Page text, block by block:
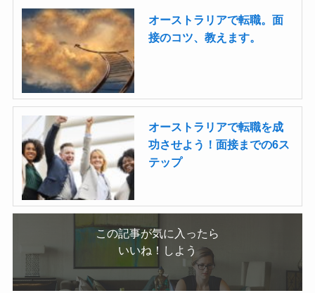
オーストラリアで転職。面
接のコツ、教えます。
オーストラリアで転職を成
功させよう！面接までの6ス
テップ
この記事が気に入ったら
いいね！しよう